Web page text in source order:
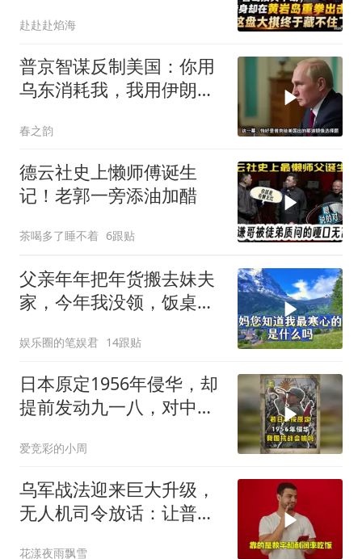
赴赴赴焰海
普京智谋反制美国：你用
乌东消耗我，我用伊朗消
春之韵
德云社史上懒师傅诞生
记！老郭一旁添油加醋
茶喝多了睡不着 6跟贴
父亲年年把年货搬去妹夫
家，今年我没领，饭桌上
娱乐圈的笔娱君 14跟贴
日本原定1956年侵华，却
提前发动九一八，对中国
爱竞彩的小周
乌军战法迎来巨大升级，
无人机司令放话：让普京
花漾夜雨飘雪